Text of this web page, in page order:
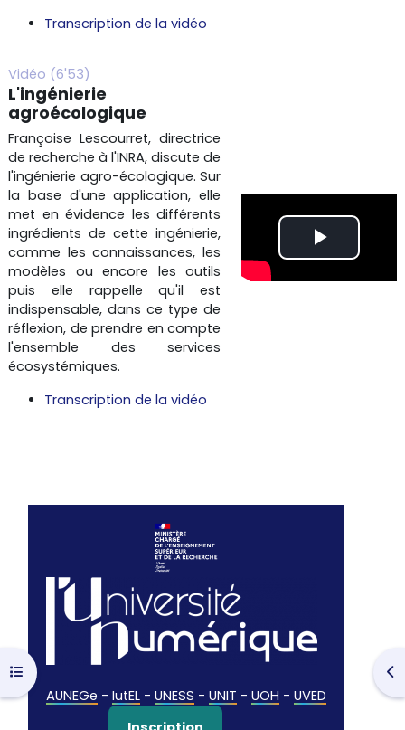
Ouvrir l’index du cours
Transcription de la vidéo
d
o
Vidéo (6'53)
L'ingénierie
agroécologique
Françoise Lescourret, directrice
de recherche à l'INRA, discute de
l'ingénierie agro-écologique. Sur
la base d'une application, elle
met en évidence les différents
ingrédients de cette ingénierie,
comme les connaissances, les
modèles ou encore les outils
puis elle rappelle qu'il est
indispensable, dans ce type de
réflexion, de prendre en compte
l'ensemble des services
écosystémiques.
Transcription de la vidéo
L
v
é
o
AUNEGe - IutEL - UNESS - UNIT - UOH - UVED